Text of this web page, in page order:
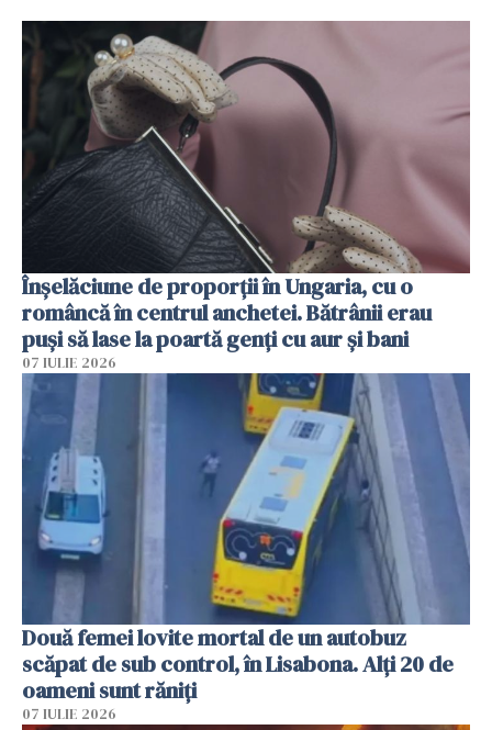
Înșelăciune de proporții în Ungaria, cu o
româncă în centrul anchetei. Bătrânii erau
puși să lase la poartă genți cu aur și bani
07 IULIE 2026
Două femei lovite mortal de un autobuz
scăpat de sub control, în Lisabona. Alți 20 de
oameni sunt răniți
07 IULIE 2026